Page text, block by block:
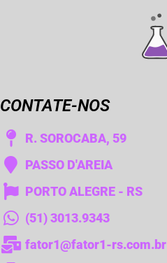
CONTATE-NOS
R. SOROCABA, 59
PASSO D'AREIA
PORTO ALEGRE - RS
(51) 3013.9343
fator1@fator1-rs.com.br